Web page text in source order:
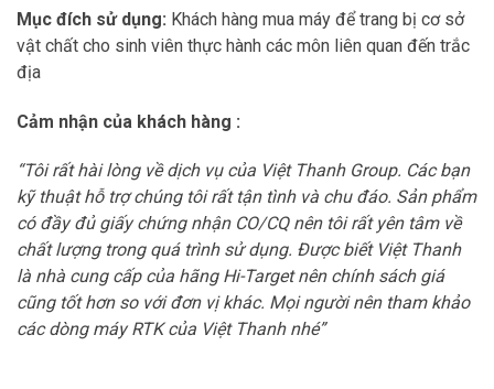
Mục đích sử dụng: Khách hàng mua máy để trang bị cơ sở
vật chất cho sinh viên thực hành các môn liên quan đến trắc
địa
Cảm nhận của khách hàng :
“Tôi rất hài lòng về dịch vụ của Việt Thanh Group. Các bạn
kỹ thuật hỗ trợ chúng tôi rất tận tình và chu đáo. Sản phẩm
có đầy đủ giấy chứng nhận CO/CQ nên tôi rất yên tâm về
chất lượng trong quá trình sử dụng. Được biết Việt Thanh
là nhà cung cấp của hãng Hi-Target nên chính sách giá
cũng tốt hơn so với đơn vị khác. Mọi người nên tham khảo
các dòng máy RTK của Việt Thanh nhé”